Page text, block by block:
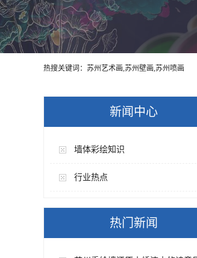
热搜关键词：苏州艺术画,苏州壁画,苏州喷画
新闻中心
墙体彩绘知识
行业热点
热门新闻